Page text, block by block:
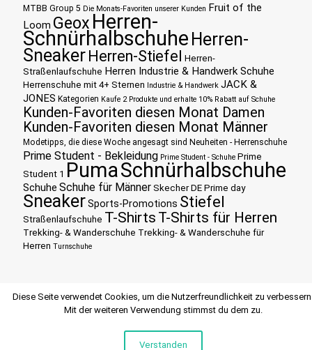
MTBB Group 5 Die Monats-Favoriten unserer Kunden Fruit of the
Loom Geox Herren-
Schnürhalbschuhe Herren-
Sneaker Herren-Stiefel Herren-
Straßenlaufschuhe Herren Industrie & Handwerk Schuhe
Herrenschuhe mit 4+ Sternen Industrie & Handwerk JACK &
JONES Kategorien Kaufe 2 Produkte und erhalte 10% Rabatt auf Schuhe
Kunden-Favoriten diesen Monat Damen
Kunden-Favoriten diesen Monat Männer
Modetipps, die diese Woche angesagt sind Neuheiten - Herrenschuhe
Prime Student - Bekleidung Prime Student - Schuhe Prime
Student 1 PumaSchnürhalbschuhe
Schuhe Schuhe für Männer Skecher DE Prime day
SneakerSports-Promotions Stiefel
Straßenlaufschuhe T-Shirts T-Shirts für Herren
Trekking- & Wanderschuhe Trekking- & Wanderschuhe für
Herren Turnschuhe
Diese Seite verwendet Cookies, um die Nutzerfreundlichkeit zu
Mit der weiteren Verwendung stimmst du dem zu.
Verstanden